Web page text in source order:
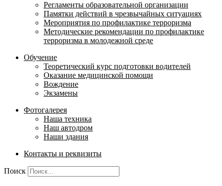
Регламенты образовательной организации
Памятки действий в чрезвычайных ситуациях
Мероприятия по профилактике терроризма
Методические рекомендации по профилактике
терроризма в молодежной среде
Обучение
Теоретический курс подготовки водителей
Оказание медицинской помощи
Вождение
Экзамены
Фотогалерея
Наша техника
Наш автодром
Наши здания
Контакты и реквизиты
Поиск